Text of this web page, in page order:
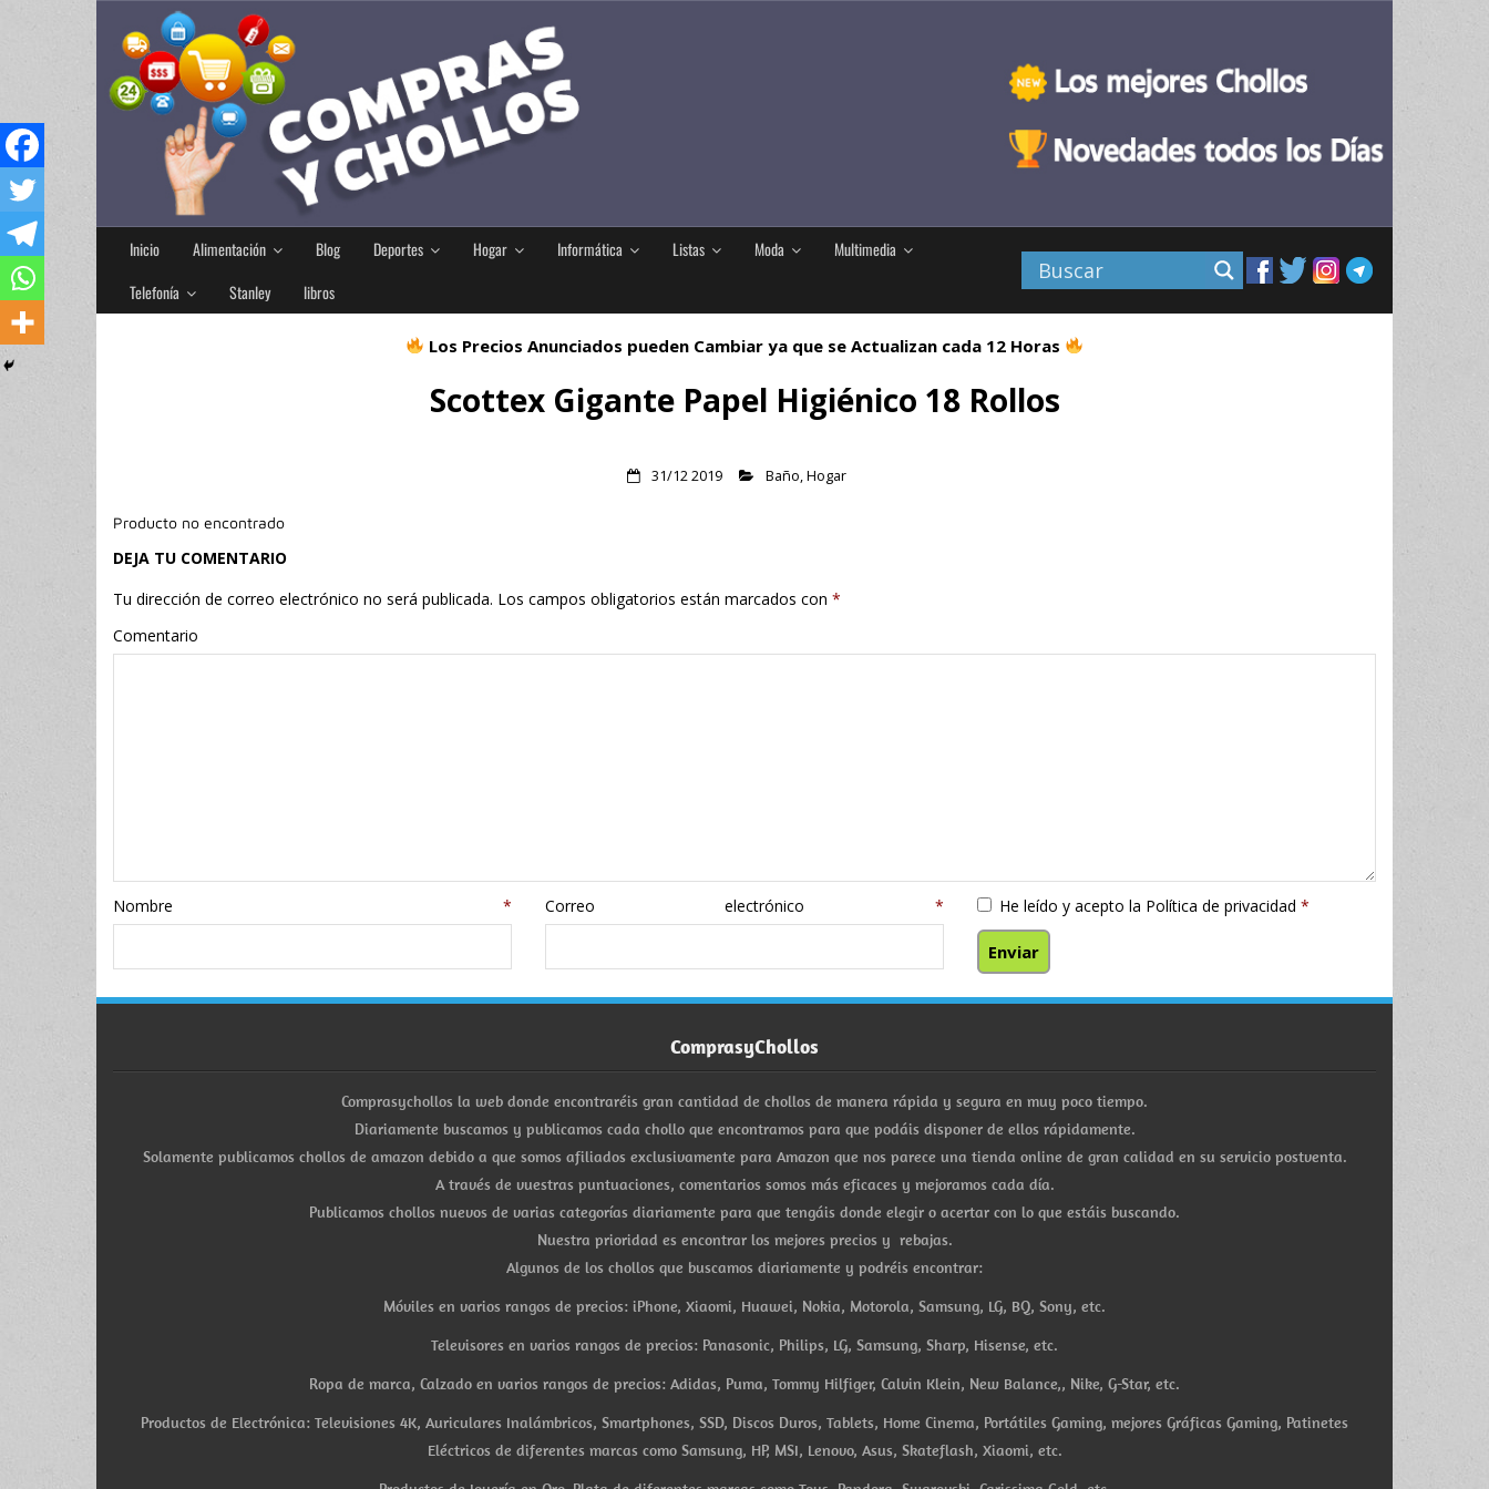
Inicio Alimentación Blog Deportes Hogar Informática Listas Moda
Multimedia
Telefonía
Stanley libros
Los Precios Anunciados pueden Cambiar ya que se Actualizan cada 12 Horas
Scottex Gigante Papel Higiénico 18 Rollos
31/12 2019 Baño,Hogar
Producto no encontrado
DEJA TU COMENTARIO
Tu dirección de correo electrónico no será publicada. Los campos obligatorios están marcados con *
Comentario
Nombre* Correo electrónico* He leído y acepto la Política de privacidad *
ComprasyChollos
Comprasychollos la web donde encontraréis gran cantidad de chollos de manera rápida y segura en muy poco tiempo.
Diariamente buscamos y publicamos cada chollo que encontramos para que podáis disponer de ellos rápidamente.
Solamente publicamos chollos de amazon debido a que somos afiliados exclusivamente para Amazon que nos parece una tienda online de gran calidad en su servicio postventa.
A través de vuestras puntuaciones, comentarios somos más eficaces y mejoramos cada día.
Publicamos chollos nuevos de varias categorías diariamente para que tengáis donde elegir o acertar con lo que estáis buscando.
Nuestra prioridad es encontrar los mejores precios y rebajas.
Algunos de los chollos que buscamos diariamente y podréis encontrar:
Móviles en varios rangos de precios: iPhone, Xiaomi, Huawei, Nokia, Motorola, Samsung, LG, BQ, Sony, etc.
Televisores en varios rangos de precios: Panasonic, Philips, LG, Samsung, Sharp, Hisense, etc.
Ropa de marca, Calzado en varios rangos de precios: Adidas, Puma, Tommy Hilfiger, Calvin Klein, New Balance,, Nike, G-Star, etc.
Productos de Electrónica: Televisiones 4K, Auriculares Inalámbricos, Smartphones, SSD, Discos Duros, Tablets, Home Cinema, Portátiles Gaming, mejores Gráficas Gaming, Patinetes
Eléctricos de diferentes marcas como Samsung, HP, MSI, Lenovo, Asus, Skateflash, Xiaomi, etc.